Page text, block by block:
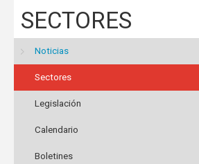
SECTORES
Noticias
Sectores
Legislación
Calendario
Boletines